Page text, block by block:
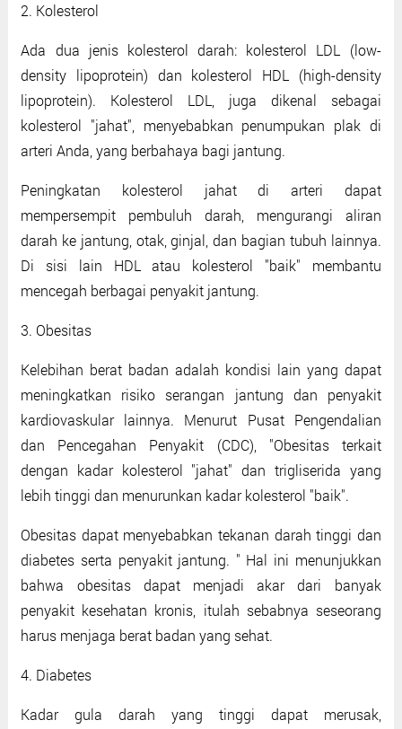
2. Kolesterol
Ada dua jenis kolesterol darah: kolesterol LDL (low-
density lipoprotein) dan kolesterol HDL (high-density
lipoprotein). Kolesterol LDL, juga dikenal sebagai
kolesterol "jahat", menyebabkan penumpukan plak di
arteri Anda, yang berbahaya bagi jantung.
Peningkatan kolesterol jahat di arteri dapat
mempersempit pembuluh darah, mengurangi aliran
darah ke jantung, otak, ginjal, dan bagian tubuh lainnya.
Di sisi lain HDL atau kolesterol "baik" membantu
mencegah berbagai penyakit jantung.
3. Obesitas
Kelebihan berat badan adalah kondisi lain yang dapat
meningkatkan risiko serangan jantung dan penyakit
kardiovaskular lainnya. Menurut Pusat Pengendalian
dan Pencegahan Penyakit (CDC), "Obesitas terkait
dengan kadar kolesterol "jahat" dan trigliserida yang
lebih tinggi dan menurunkan kadar kolesterol "baik".
Obesitas dapat menyebabkan tekanan darah tinggi dan
diabetes serta penyakit jantung. " Hal ini menunjukkan
bahwa obesitas dapat menjadi akar dari banyak
penyakit kesehatan kronis, itulah sebabnya seseorang
harus menjaga berat badan yang sehat.
4. Diabetes
Kadar gula darah yang tinggi dapat merusak,